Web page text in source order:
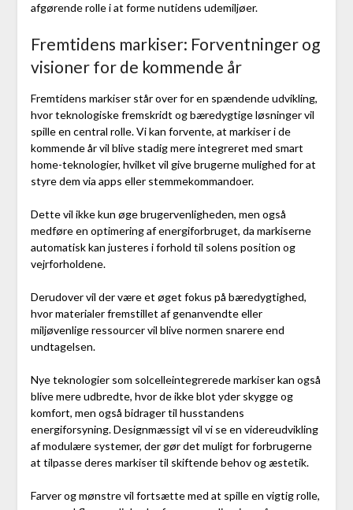
afgørende rolle i at forme nutidens udemiljøer.
Fremtidens markiser: Forventninger og
visioner for de kommende år
Fremtidens markiser står over for en spændende udvikling,
hvor teknologiske fremskridt og bæredygtige løsninger vil
spille en central rolle. Vi kan forvente, at markiser i de
kommende år vil blive stadig mere integreret med smart
home-teknologier, hvilket vil give brugerne mulighed for at
styre dem via apps eller stemmekommandoer.
Dette vil ikke kun øge brugervenligheden, men også
medføre en optimering af energiforbruget, da markiserne
automatisk kan justeres i forhold til solens position og
vejrforholdene.
Derudover vil der være et øget fokus på bæredygtighed,
hvor materialer fremstillet af genanvendte eller
miljøvenlige ressourcer vil blive normen snarere end
undtagelsen.
Nye teknologier som solcelleintegrerede markiser kan også
blive mere udbredte, hvor de ikke blot yder skygge og
komfort, men også bidrager til husstandens
energiforsyning. Designmæssigt vil vi se en videreudvikling
af modulære systemer, der gør det muligt for forbrugerne
at tilpasse deres markiser til skiftende behov og æstetik.
Farver og mønstre vil fortsætte med at spille en vigtig rolle,